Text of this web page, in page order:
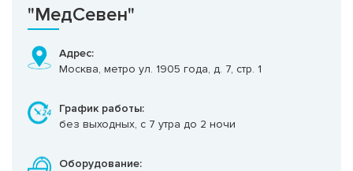
"МедСевен"
Адрес:
Москва, метро ул. 1905 года, д. 7, стр. 1
График работы:
без выходных, с 7 утра до 2 ночи
Оборудование: